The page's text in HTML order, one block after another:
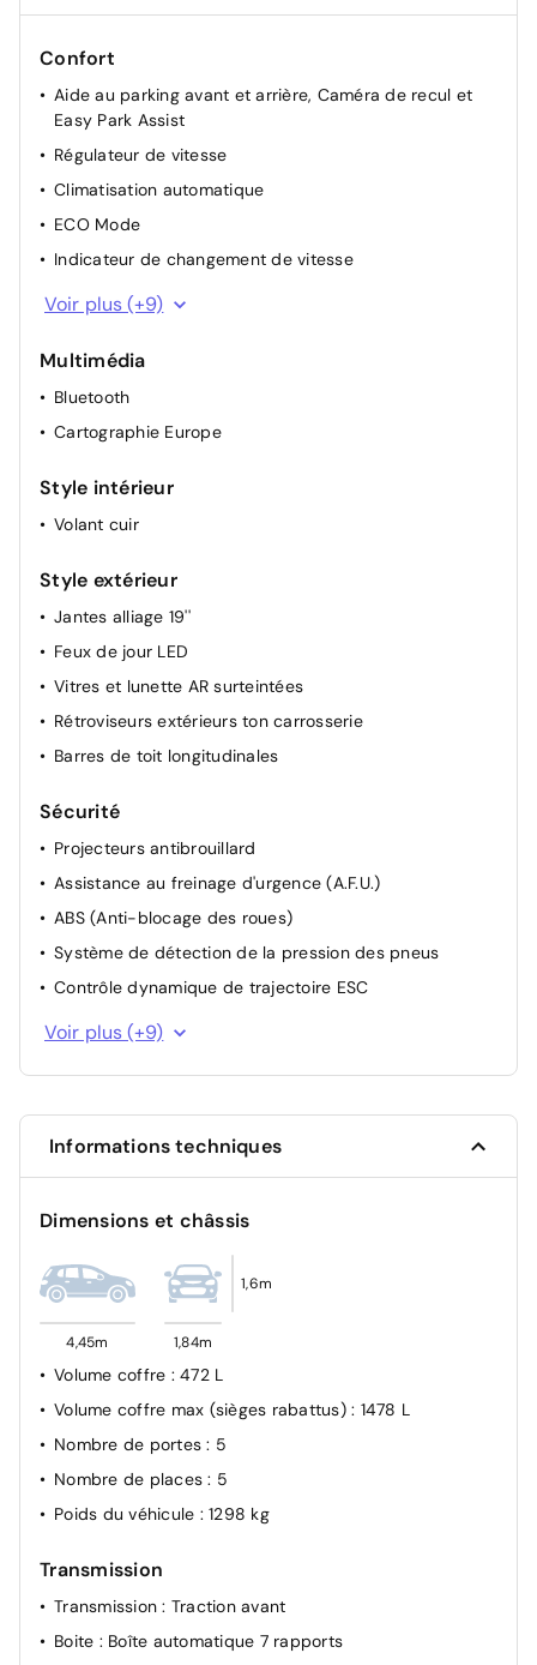
Confort
Aide au parking avant et arrière, Caméra de recul et
Easy Park Assist
Régulateur de vitesse
Climatisation automatique
ECO Mode
Indicateur de changement de vitesse
Appuie-têtes arrière
du siège passager
Lunette arrière chauffante
Rétroviseurs extérieurs électriques dégivrants
Airbag passager déconnectable
Détection d'obstacle latérale
Pare-soleil avec miroir de courtoisie éclairé
Voir plus (+9)
Multimédia
Bluetooth
Cartographie Europe
Style intérieur
Volant cuir
Style extérieur
Jantes alliage 19''
Feux de jour LED
Vitres et lunette AR surteintées
Rétroviseurs extérieurs ton carrosserie
Barres de toit longitudinales
Sécurité
Projecteurs antibrouillard
Assistance au freinage d'urgence (A.F.U.)
ABS (Anti-blocage des roues)
Système de détection de la pression des pneus
Contrôle dynamique de trajectoire ESC
Frein de parking assisté
route/croisement
Détecteur d'angles morts
Airbag frontal conducteur et passager
Système de fixation ISOFIX
Condamnation des portes électriques
Voir plus (+9)
Informations techniques
Dimensions et châssis
4,45m 1,84m
1,6m
Volume coffre : 472 L
Volume coffre max (sièges rabattus) : 1478 L
Nombre de portes: 5
Nombre de places: 5
Poids du véhicule : 1298 kg
Transmission
Transmission: Traction avant
Boite : Boîte automatique 7 rapports